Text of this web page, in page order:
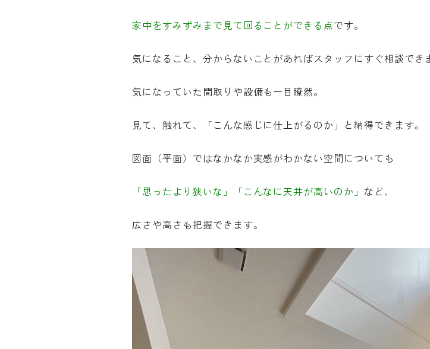
家中をすみずみまで見て回ることができる点です。
気になること、分からないことがあればスタッフにすぐ相談でき
気になっていた間取りや設備も一目瞭然。
見て、触れて、「こんな感じに仕上がるのか」と納得できます。
図面（平面）ではなかなか実感がわかない空間についても
「思ったより狭いな」「こんなに天井が高いのか」 など、
広さや高さも把握できます。